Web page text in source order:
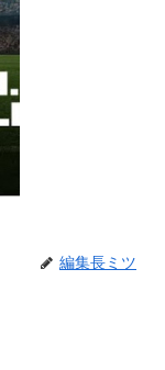
編集長ミツ